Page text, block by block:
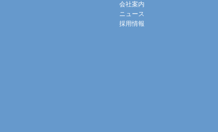
会社案内
ニュース
採用情報